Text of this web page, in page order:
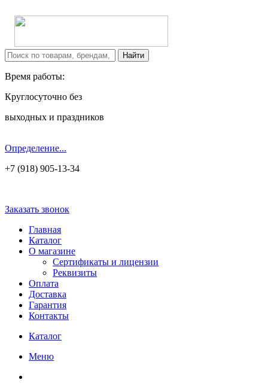
Время работы:
Круглосуточно без
выходных и праздников
Определение...
+7 (918) 905-13-34
Заказать звонок
Главная
Каталог
О магазине
Сертификаты и лицензии
Реквизиты
Оплата
Доставка
Гарантия
Контакты
Каталог
Меню